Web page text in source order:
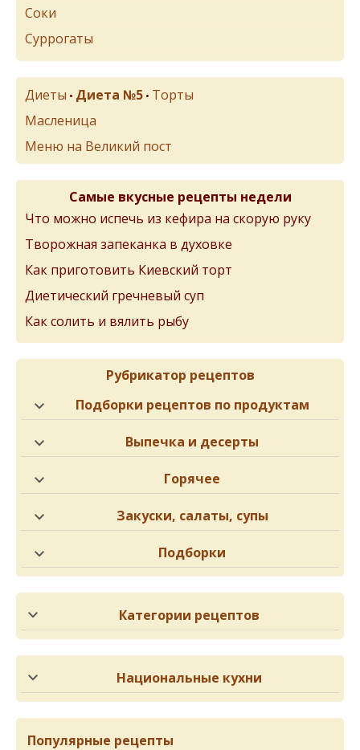
Соки
Суррогаты
Диеты • Диета №5 • Торты
Масленица
Меню на Великий пост
Самые вкусные рецепты недели
Что можно испечь из кефира на скорую руку
Творожная запеканка в духовке
Как приготовить Киевский торт
Диетический гречневый суп
Как солить и вялить рыбу
Рубрикатор рецептов
Подборки рецептов по продуктам
Выпечка и десерты
Горячее
Закуски, салаты, супы
Подборки
Категории рецептов
Национальные кухни
Популярные рецепты